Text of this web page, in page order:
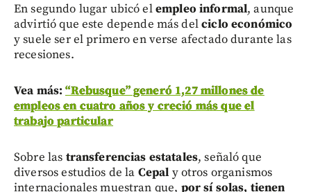
En segundo lugar ubicó elempleo informal, aunque
advirtió que este depende más delciclo económico
y suele ser el primero en verse afectado durante las
recesiones.
Vea más:“Rebusque” generó 1,27 millones de
empleos en cuatro años y creció más que el
trabajo particular
Sobre las transferencias estatales, señaló que
diversos estudios de la Cepal y otros organismos
internacionales muestran que, por sí solas, tienen